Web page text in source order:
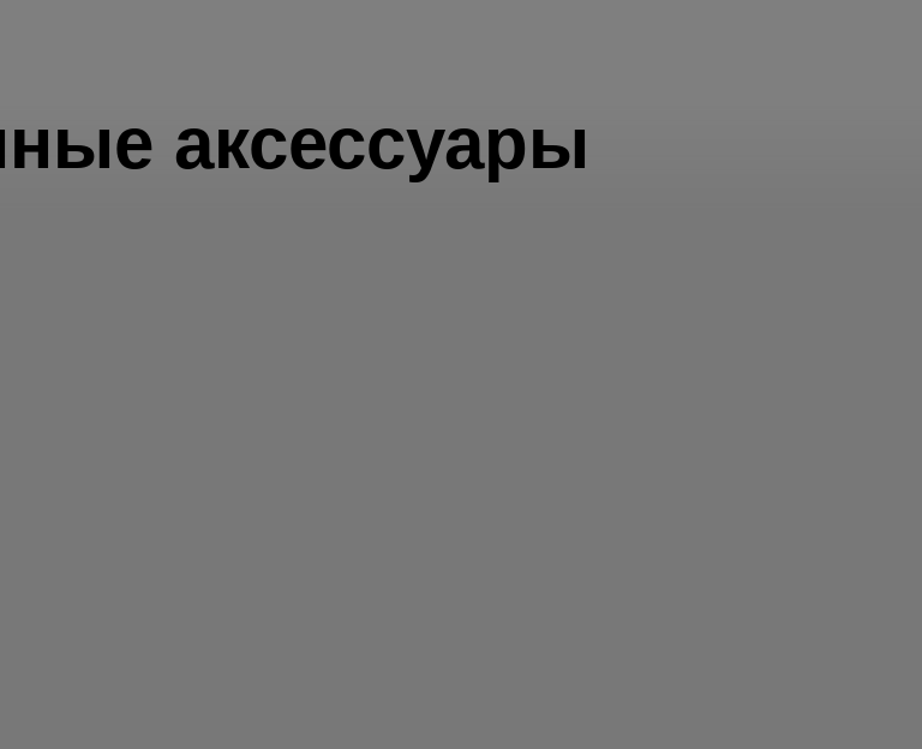
аксессуары